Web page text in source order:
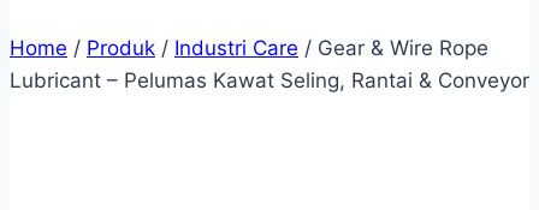
Home / Produk / Industri Care / Gear & Wire Rope
Lubricant – Pelumas Kawat Seling, Rantai & Conveyor